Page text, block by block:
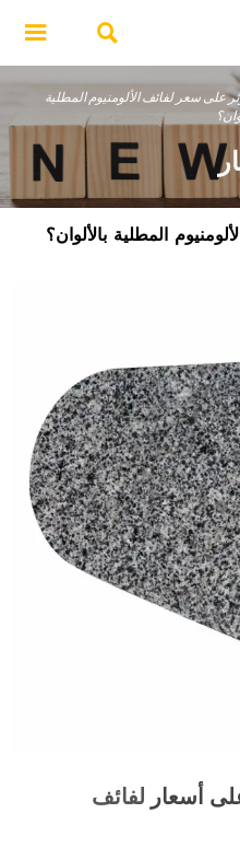


على سعر لفائف الألومنيوم المطلية
المطلية بالألوان؟
أسعار لفائف